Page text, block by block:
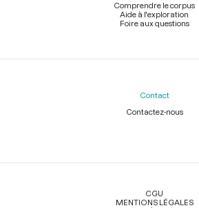
Comprendre le corpus
Aide à l'exploration
Foire aux questions
Contact
Contactez-nous
Légal
CGU
MENTIONS LÉGALES